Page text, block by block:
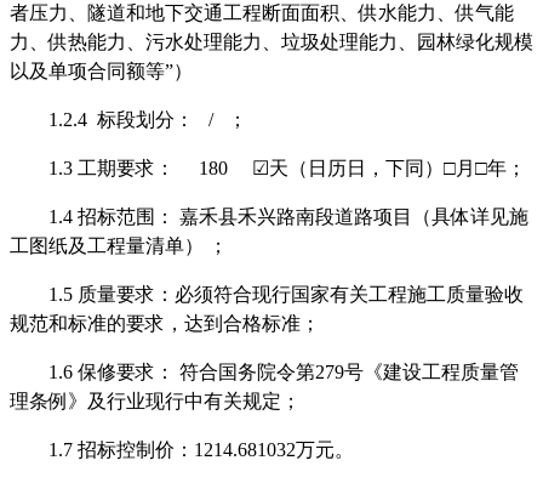
者压力、隧道和地下交通工程断面面积、供水能力、供气能
力、供热能力、污水处理能力、垃圾处理能力、园林绿化规模
以及单项合同额等”）
1.2.4 标段划分： / ；
1.3 工期要求： 180 ☑天（日历日 ，下同 ） □月□年 ；
1.4 招标范围： 嘉禾县禾兴路南段道路项目（具体详见施
工图纸及工程量清单）
；
1.5 质量要求：必须符合现行国家有关工程施工质量验收
规范和标准的要求，达到合格标准；
1.6 保修要求： 符合国务院令第279号《建设工程质量管
理条例》及行业现行中有关规定；
1.7 招标控制价： 1214.681032万元。